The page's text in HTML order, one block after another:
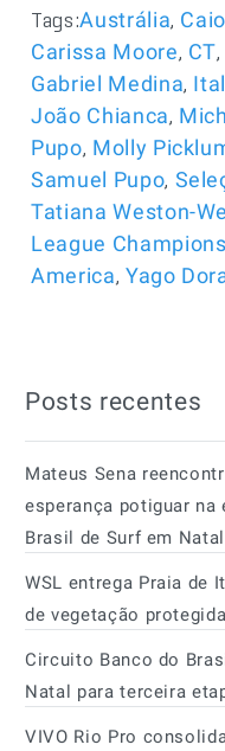
Tags:Austrália,
Carissa Moore, CT
Gabriel Medina,
João Chianca,
Pupo, Molly
Samuel Pupo,
Tatiana Weston-
League
America, Yago
Posts recentes
Mateus Sena
esperança potiguar na
Brasil de Surf em Natal
WSL entrega Praia de
de vegetação
Circuito Banco do
Natal para terceira
VIVO Rio Pro